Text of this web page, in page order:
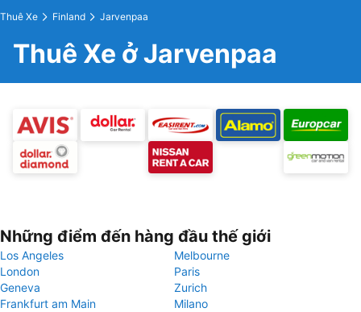
Thuê Xe Finland Jarvenpaa
Thuê Xe ở Jarvenpaa
Những điểm đến hàng đầu thế giới
Los Angeles
Melbourne
London
Paris
Geneva
Zurich
Frankfurt am Main
Milano